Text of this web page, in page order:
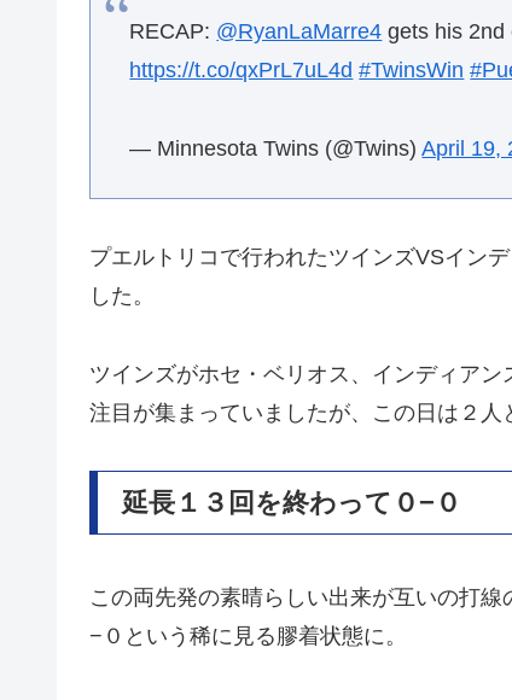
RECAP: @RyanLaMarre4 gets his 2nd
https://t.co/qxPrL7uL4d #TwinsWin
— Minnesota Twins (@Twins)April 19,
プエルトリコで行われたツインズVSイン
した。
ツインズがホセ・ベリオス、インディア
注目が集まっていましたが、この日は２人
延長１３回を終わって０−０
この両先発の素晴らしい出来が互いの打
−０という稀に見る膠着状態に。